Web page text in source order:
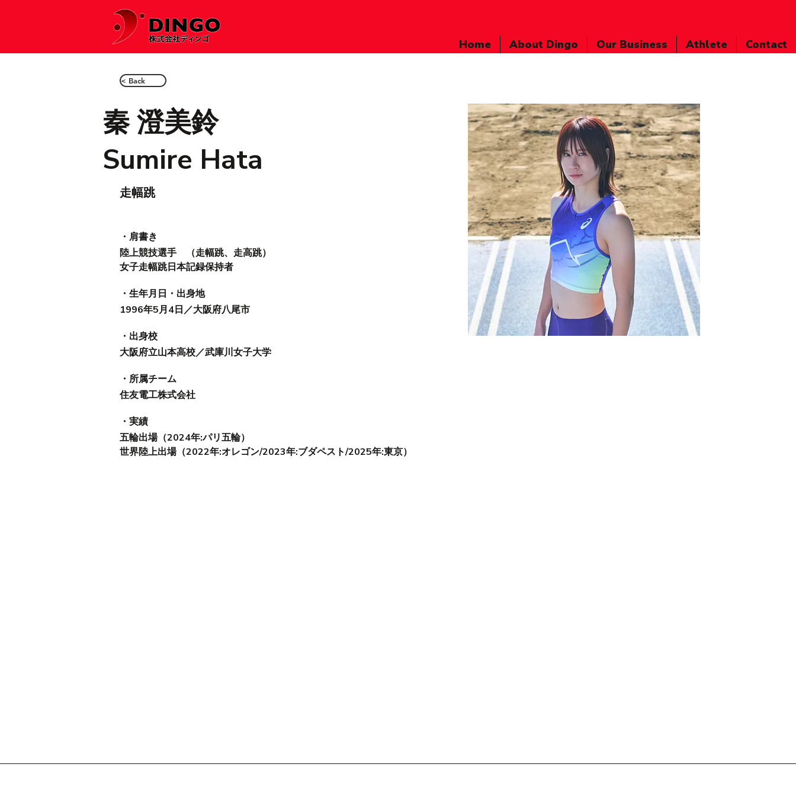
Home About Dingo Our Business Athlete Contact
< Back
秦 澄美鈴
Sumire Hata
走幅跳
・肩書き
陸上競技選手　（走幅跳、走高跳）
女子走幅跳日本記録保持者​
​・生年月日・出身地
1996年5月4日／大阪府八尾市
​・出身校
大阪府立山本高校／武庫川女子大学
​・所属チーム
​住友電工株式会社
​・実績
​五輪出場（2024年:パリ五輪）
世界陸上出場（2022年:オレゴン/2023年:ブダペスト/2025年:​東京）